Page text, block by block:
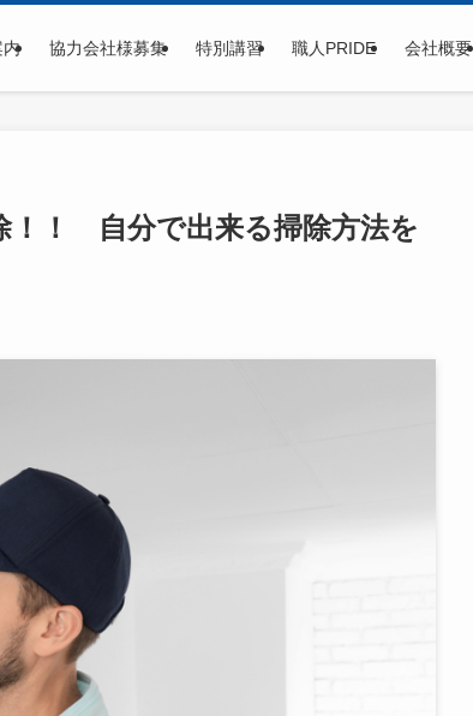
内 協力会社様募集 特別講習 職人PRIDE 会社概要
！ 自分で出来る掃除方法を